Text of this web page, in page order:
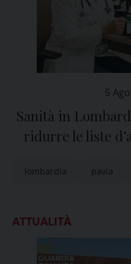
5
Sanità in
ridurre le liste
lombardia pavia
ATTUALITÀ